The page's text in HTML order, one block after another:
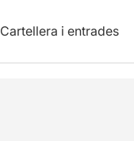
Cartellera i entrades